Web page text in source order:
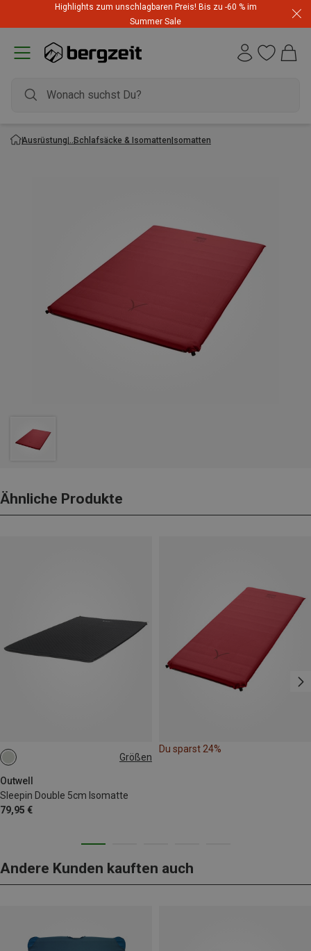
Highlights zum unschlagbaren Preis! Bis zu -60 % im
Summer Sale
Ausrüstung Schlafsäcke & IsomattenIsomatten
Ähnliche Produkte
Größen
Outwell
Sleepin Double 5cm Isomatte
79,95 €
183X120CM
Du sparst 24%
Andere Kunden kauften auch